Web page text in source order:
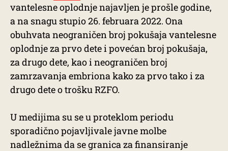
vantelesne oplodnje najavljen je prošle godine,
a na snagu stupio 26. februara 2022. Ona
obuhvata neograničen broj pokušaja vantelesne
oplodnje za prvo dete i povećan broj pokušaja,
za drugo dete, kao i neograničen broj
zamrzavanja embriona kako za prvo tako i za
drugo dete o trošku RZFO.
U medijima su se u proteklom periodu
sporadično pojavljivale javne molbe
nadležnima da se granica za finansiranje